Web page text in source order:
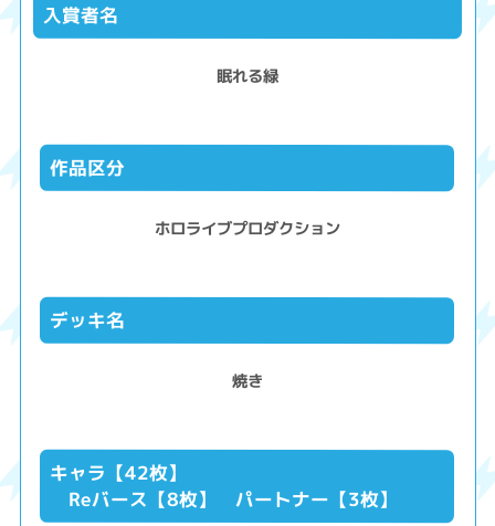
入賞者名
眠れる緑
作品区分
ホロライブプロダクション
デッキ名
焼き
キャラ【42枚】
Reバース【8枚】 パートナー【3枚】